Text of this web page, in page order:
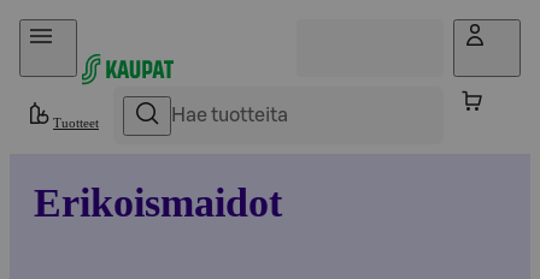
Hyppää sisältöön
Tuotteet
Erikoismaidot